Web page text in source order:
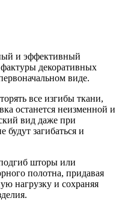
и эффективный
фактуры декоративных
виде.
все изгибы ткани,
останется неизменной и
вид даже при
загибаться и
шторы или
полотна, придавая
нагрузку и сохраняя